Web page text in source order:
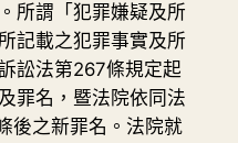
所謂「犯罪嫌疑及所
記載之犯罪事實及所
訟法第267條規定起
罪名，暨法院依同法
後之新罪名。法院就